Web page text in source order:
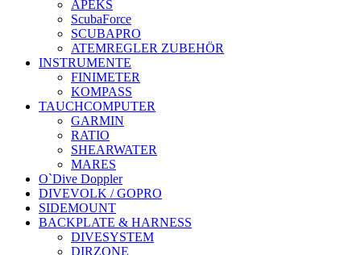
APEKS
ScubaForce
SCUBAPRO
ATEMREGLER ZUBEHÖR
INSTRUMENTE
FINIMETER
KOMPASS
TAUCHCOMPUTER
GARMIN
RATIO
SHEARWATER
MARES
O`Dive Doppler
DIVEVOLK / GOPRO
SIDEMOUNT
BACKPLATE & HARNESS
DIVESYSTEM
DIRZONE